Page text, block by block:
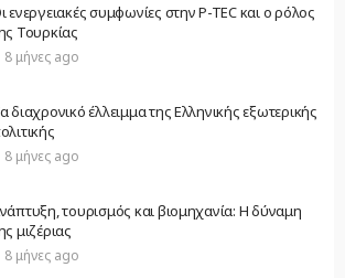
ενεργειακές συμφωνίες στην P-TEC και ο ρόλος
Τουρκίας
8 μήνες ago
διαχρονικό έλλειμμα της Ελληνικής εξωτερικής
8 μήνες ago
τουρισμός και βιομηχανία: Η δύναμη
μιζέριας
8 μήνες ago